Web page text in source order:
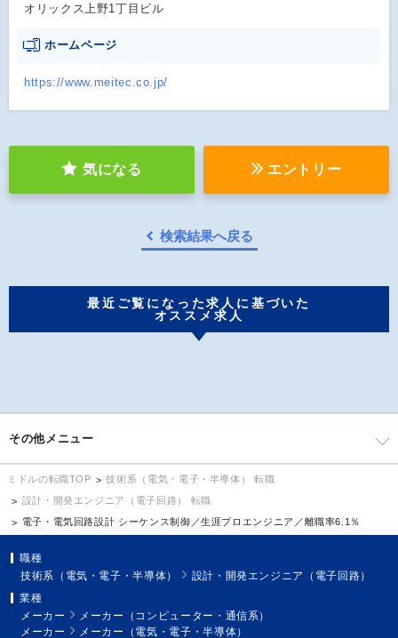
オリックス上野1丁目ビル
ホームページ
https://www.meitec.co.jp/
気になる エントリー
検索結果へ戻る
最近ご覧になった求人に基づいた
オススメ求人
その他メニュー
ミドルの転職TOP
技術系（電気・電子・半導体） 転職
設計・開発エンジニア（電子回路） 転職
電子・電気回路設計 シーケンス制御／生涯プロエンジニア／離職率6.1％
職種
技術系（電気・電子・半導体）
設計・開発エンジニア（電子回路）
業種
メーカー
メーカー（コンピューター・通信系）
メーカー
メーカー（電気・電子・半導体）